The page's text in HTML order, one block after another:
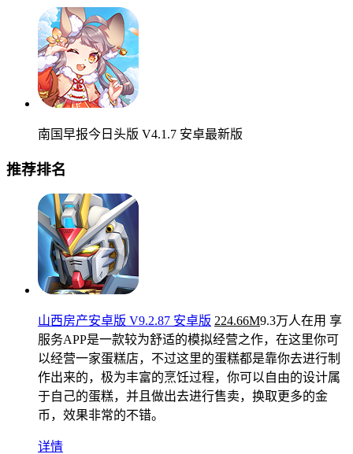
南国早报今日头版 V4.1.7 安卓最新版
推荐排名
山西房产安卓版 V9.2.87 安卓版 224.66M9.3万人在用 享
服务APP是一款较为舒适的模拟经营之作，在这里你可
以经营一家蛋糕店，不过这里的蛋糕都是靠你去进行制
作出来的，极为丰富的烹饪过程，你可以自由的设计属
于自己的蛋糕，并且做出去进行售卖，换取更多的金
币，效果非常的不错。
详情